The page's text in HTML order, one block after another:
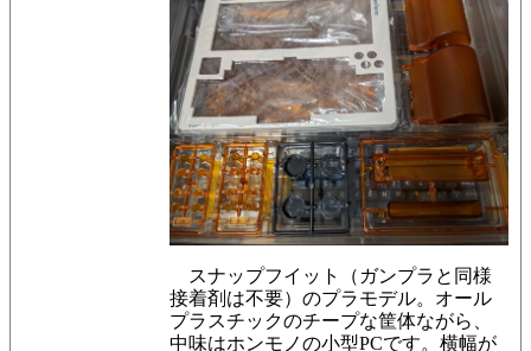
スナップフイット（ガンプラと同様
接着剤は不要）のプラモデル。オール
プラスチックのチープな筐体ながら、
中味はホンモノの小型PCです。横幅が